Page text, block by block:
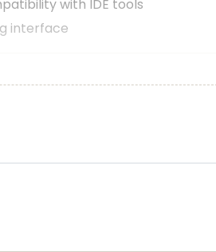
with IDE tools
interface